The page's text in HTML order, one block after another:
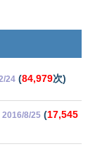
24 (84,979次)
2016/8/25 (17,545